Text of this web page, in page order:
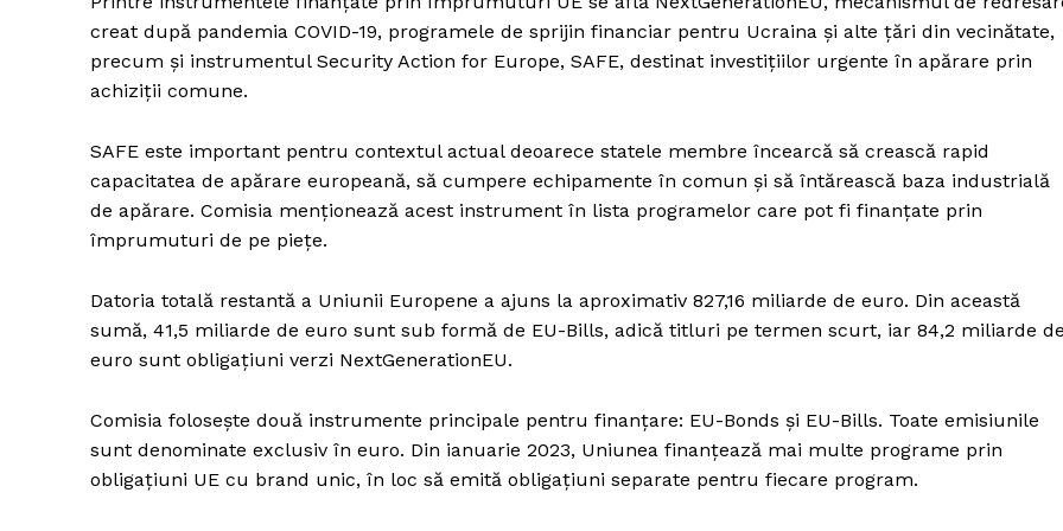
creat după pandemia COVID-19, programele de sprijin financiar pentru Ucraina și alte țări din vecinătate,
precum și instrumentul Security Action for Europe, SAFE, destinat investițiilor urgente în apărare prin
achiziții comune.
SAFE este important pentru contextul actual deoarece statele membre încearcă să crească rapid
capacitatea de apărare europeană, să cumpere echipamente în comun și să întărească baza industrială
de apărare. Comisia menționează acest instrument în lista programelor care pot fi finanțate prin
împrumuturi de pe piețe.
Datoria totală restantă a Uniunii Europene a ajuns la aproximativ 827,16 miliarde de euro. Din această
sumă, 41,5 miliarde de euro sunt sub formă de EU-Bills, adică titluri pe termen scurt, iar 84,2 miliarde
euro sunt obligațiuni verzi NextGenerationEU.
Comisia folosește două instrumente principale pentru finanțare: EU-Bonds și EU-Bills. Toate emisiunile
sunt denominate exclusiv în euro. Din ianuarie 2023, Uniunea finanțează mai multe programe prin
obligațiuni UE cu brand unic, în loc să emită obligațiuni separate pentru fiecare program.